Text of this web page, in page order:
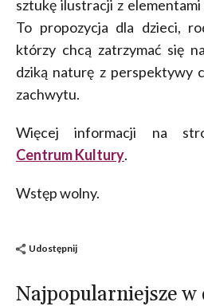
sztukę ilustracji z
To propozycja dla dzieci,
którzy chcą zatrzymać się
dziką naturę z perspektywy
zachwytu.
Więcej informacji na
Centrum Kultury.
Wstęp wolny.
Udostępnij
Najpopularniejsze w